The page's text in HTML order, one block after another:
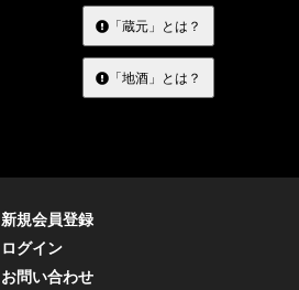
「蔵元」とは？
「地酒」とは？
新規会員登録
ログイン
お問い合わせ